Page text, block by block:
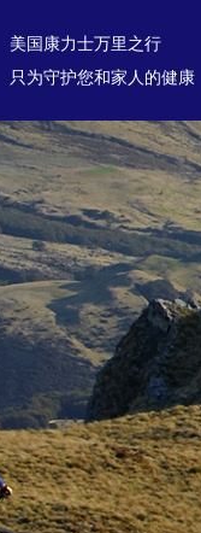
美国康力士万里之行
只为守护您和家人的健康